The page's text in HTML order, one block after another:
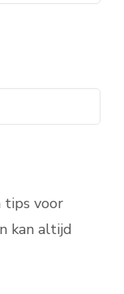
tips voor
kan altijd